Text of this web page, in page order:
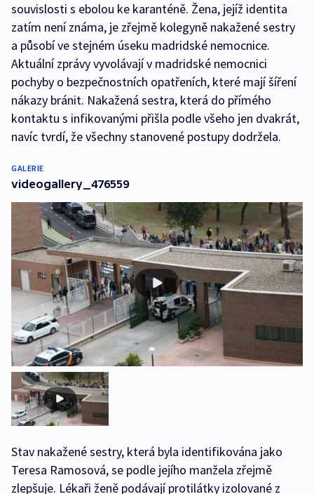
souvislosti s ebolou ke karanténě. Žena, jejíž identita
zatím není známa, je zřejmě kolegyně nakažené sestry
a působí ve stejném úseku madridské nemocnice.
Aktuální zprávy vyvolávají v madridské nemocnici
pochyby o bezpečnostních opatřeních, které mají šíření
nákazy bránit. Nakažená sestra, která do přímého
kontaktu s infikovanými přišla podle všeho jen dvakrát,
navíc tvrdí, že všechny stanovené postupy dodržela.
GALERIE
videogallery_476559
Stav nakažené sestry, která byla identifikována jako
Teresa Ramosová, se podle jejího manžela zřejmě
zlepšuje. Lékaři ženě podávají protilátky izolované z